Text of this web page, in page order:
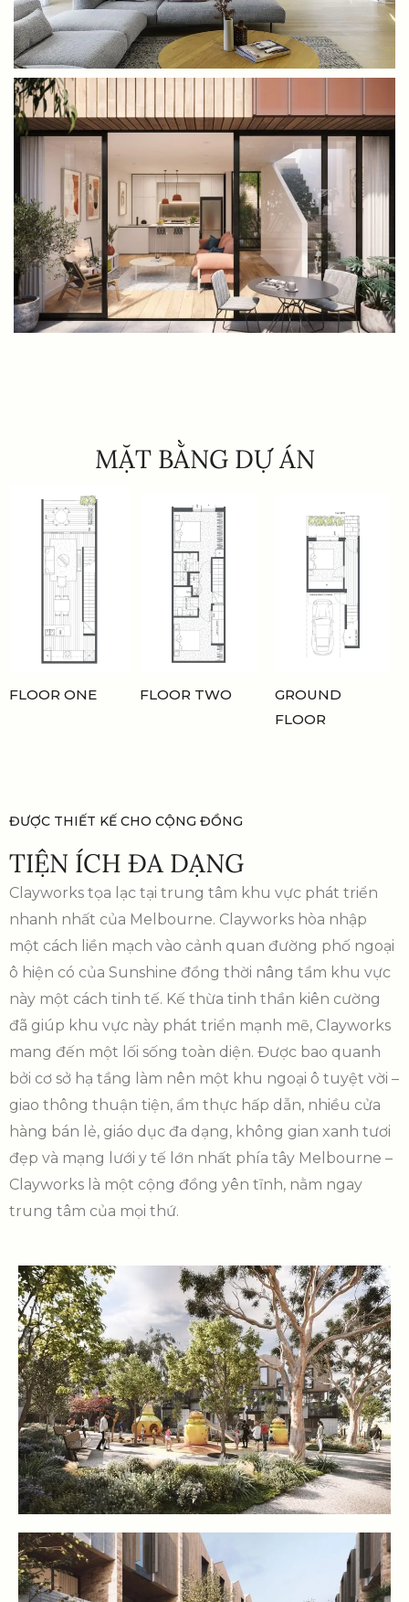
MẶT BẰNG DỰ ÁN
FLOOR ONE FLOOR TWO
GROUND
FLOOR
ĐƯỢC THIẾT KẾ CHO CỘNG ĐỒNG
TIỆN ÍCH ĐA DẠNG
Clayworks tọa lạc tại trung tâm khu vực phát triển
nhanh nhất của Melbourne. Clayworks hòa nhập
một cách liền mạch vào cảnh quan đường phố ngoại
ô hiện có của Sunshine đồng thời nâng tầm khu vực
này một cách tinh tế. Kế thừa tinh thần kiên cường
đã giúp khu vực này phát triển mạnh mẽ, Clayworks
mang đến một lối sống toàn diện. Được bao quanh
bởi cơ sở hạ tầng làm nên một khu ngoại ô tuyệt vời –
giao thông thuận tiện, ẩm thực hấp dẫn, nhiều cửa
hàng bán lẻ, giáo dục đa dạng, không gian xanh tươi
đẹp và mạng lưới y tế lớn nhất phía tây Melbourne –
Clayworks là một cộng đồng yên tĩnh, nằm ngay
trung tâm của mọi thứ.